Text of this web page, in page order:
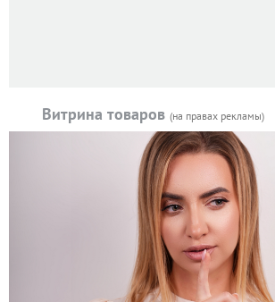
Витрина товаров (на правах рекламы)